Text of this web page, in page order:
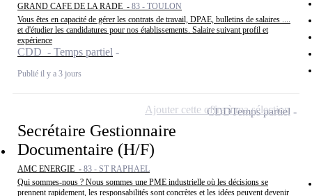
GRAND CAFE DE LA RADE - 83 - TOULON
Vous êtes en capacité de gérer les contrats de travail, DPAE, bulletins de salaires ....
et d'étudier les candidatures pour nos établissements. Salaire suivant profil et
expérience
CDD - Temps partiel
Publié il y a 3 jours
Secrétaire Gestionnaire
Documentaire (H/F)
AMC ENERGIE - 83 - ST RAPHAEL
Qui sommes-nous ? Nous sommes une PME industrielle où les décisions se
prennent rapidement, les responsabilités sont concrètes et les idées peuvent devenir
CDDTemps partiel
Ajouter cette offre à ma sélection